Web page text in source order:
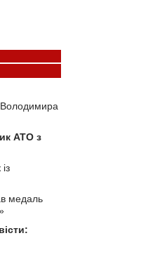
Володимира
АТО з
медаль